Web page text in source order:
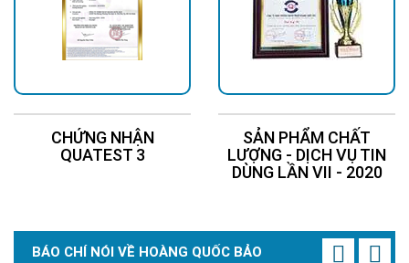
CHỨNG NHẬN
QUATEST 3
SẢN PHẨM CHẤT
LƯỢNG - DỊCH VỤ TIN
DÙNG LẦN VII - 2020
BÁO CHÍ NÓI VỀ HOÀNG QUỐC BẢO